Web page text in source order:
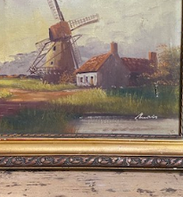
AU PANIER / DÉTAILS